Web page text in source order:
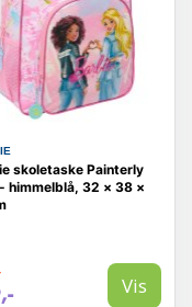
skoletaske Painterly
himmelblå, 32 × 38 ×
Vis